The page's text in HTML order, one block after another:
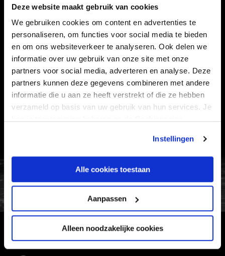
Deze website maakt gebruik van cookies
We gebruiken cookies om content en advertenties te
personaliseren, om functies voor social media te bieden
en om ons websiteverkeer te analyseren. Ook delen we
informatie over uw gebruik van onze site met onze
partners voor social media, adverteren en analyse. Deze
partners kunnen deze gegevens combineren met andere
informatie die u aan ze heeft verstrekt of die ze hebben
verzameld op basis van uw gebruik van hun services. Je
Instellingen
Alle cookies toestaan
Aanpassen
Alleen noodzakelijke cookies
Informatie
VEELGESTELDE VRAGEN
FC Utrecht<br>vanuit<br>het
HOOFDSPONSOR